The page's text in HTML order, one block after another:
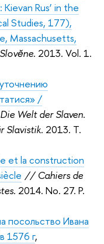
Rus’ in the
Studies, 177),
Massachusetts,
2013. Vol. 1.
/
Welt der Slaven.
Slavistik. 2013. Т.
et la construction
// Cahiers de
2014. No. 27. P.
посольство Ивана
1576 г,